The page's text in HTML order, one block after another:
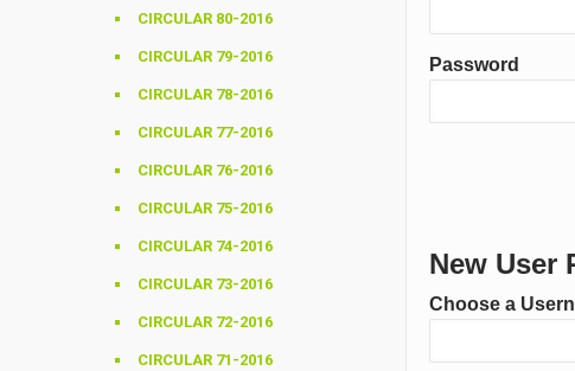
Password
New User
Choose a
CIRCULAR 80-2016
CIRCULAR 79-2016
CIRCULAR 78-2016
CIRCULAR 77-2016
CIRCULAR 76-2016
CIRCULAR 75-2016
CIRCULAR 74-2016
CIRCULAR 73-2016
CIRCULAR 72-2016
CIRCULAR 71-2016